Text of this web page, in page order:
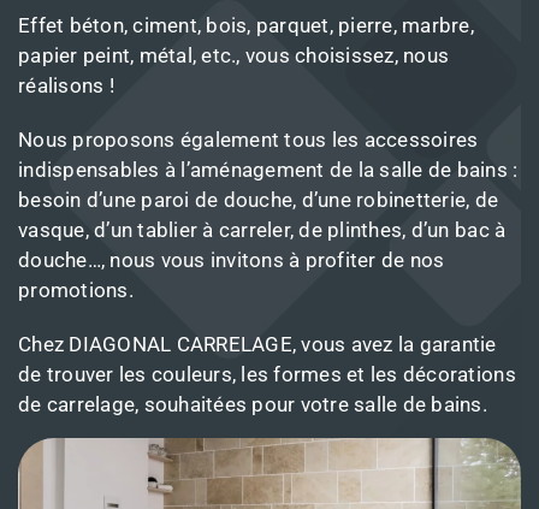
Effet béton, ciment, bois, parquet, pierre, marbre,
papier peint, métal, etc., vous choisissez, nous
réalisons !
Nous proposons également tous les accessoires
indispensables à l’aménagement de la salle de bains :
besoin d’une paroi de douche, d’une robinetterie, de
vasque, d’un tablier à carreler, de plinthes, d’un bac à
douche…, nous vous invitons à profiter de nos
promotions.
Chez DIAGONAL CARRELAGE, vous avez la garantie
de trouver les couleurs, les formes et les décorations
de carrelage, souhaitées pour votre salle de bains.